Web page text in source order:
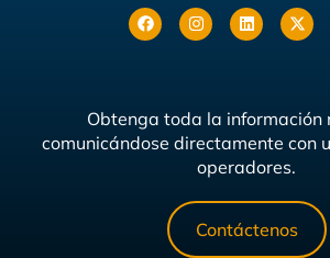
Obtenga toda la información
comunicándose directamente con
operadores.
Contáctenos